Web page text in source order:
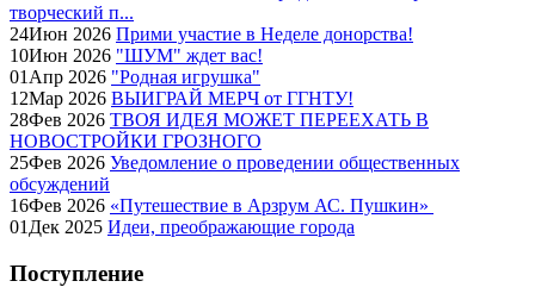
творческий п...
24Июн 2026 Прими участие в Неделе донорства!
10Июн 2026 "ШУМ" ждет вас!
01 Апр 2026 "Родная игрушка"
12Мар 2026 ВЫИГРАЙ МЕРЧ от ГГНТУ!
28Фев 2026 ТВОЯ ИДЕЯ МОЖЕТ ПЕРЕЕХАТЬ В
НОВОСТРОЙКИ ГРОЗНОГО
25Фев 2026 Уведомление о проведении общественных
обсуждений
16Фев 2026 «Путешествие в Арзрум АС. Пушкин»
01 Дек 2025 Идеи, преображающие города
Поступление